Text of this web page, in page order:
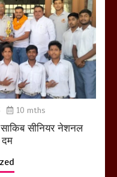
11, 2025
विभाग से परेशान
बागपत में एक संत ने
को दी आमरण
की चेतावनी
10 mths
सीनियर नेशनल
दम